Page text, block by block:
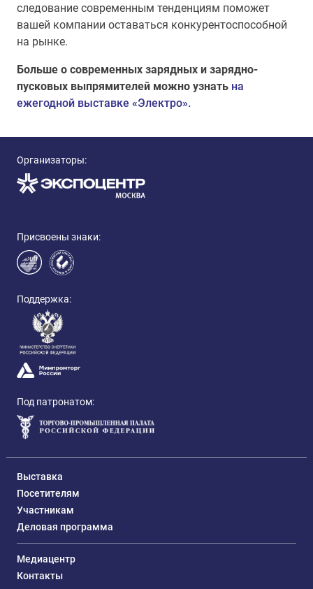
следование современным тенденциям поможет
вашей компании оставаться конкурентоспособной
на рынке.
Больше о современных зарядных и зарядно-
пусковых выпрямителей можно узнать на
ежегодной выставке «Электро».
Организаторы:
Присвоены знаки:
Поддержка:
Под патронатом:
Выставка
Посетителям
Участникам
Деловая программа
Медиацентр
Контакты